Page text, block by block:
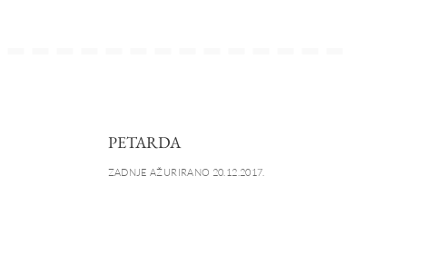
PETARDA
ZADNJE AŽURIRANO 20.12.2017.